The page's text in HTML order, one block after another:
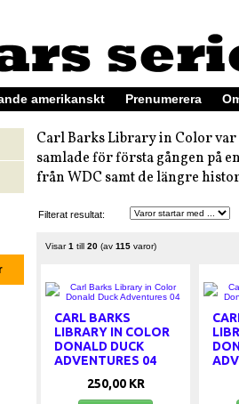
amerikanskt Prenumerera
Carl Barks Library in Color var
samlade för första gången på
från WDC samt de längre
Filterat resultat:
Visar1 till 20 (av 115 varor)
CARL BARKS
LIBRARY IN COLOR
DONALD DUCK
ADVENTURES 04
250,00 KR